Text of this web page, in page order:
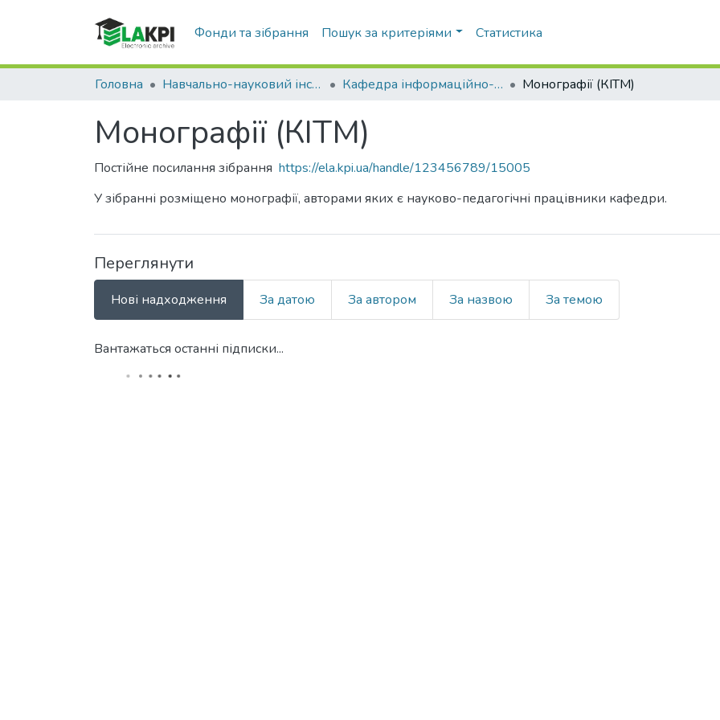
Фонди та зібрання Пошук за критеріями Статистика
Головна Навчально-науковий інститут телекомунікаційних систем (НН ІТС) Кафедра інформаційно-телекомунікаційних мереж (КІТМ) Монографії (КІТМ)
Монографії (КІТМ)
Постійне посилання зібрання https://ela.kpi.ua/handle/123456789/15005
У зібранні розміщено монографії, авторами яких є науково-педагогічні працівники кафедри.
Переглянути
Нові надходження За датою За автором За назвою За темою
Вантажаться останні підписки...